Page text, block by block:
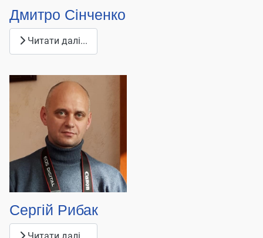
Дмитро Сінченко
Читати далі...
Сергій Рибак